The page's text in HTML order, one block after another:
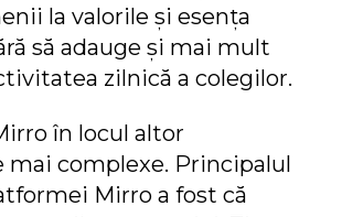
la valorile și esența
să adauge și mai mult
zilnică a colegilor.
în locul altor
complexe. Principalul
Mirro a fost că